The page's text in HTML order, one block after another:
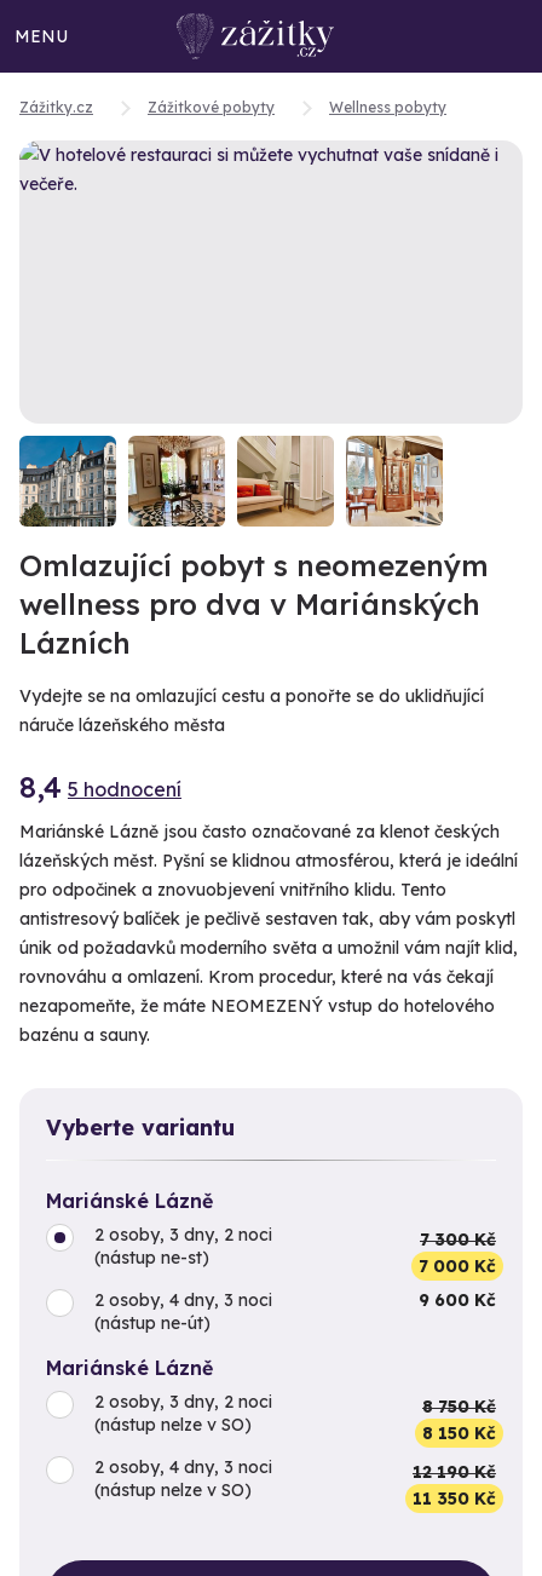
MENU
Zážitky.cz Zážitkové pobyty Wellness pobyty
Omlazující pobyt s neomezeným
wellness pro dva v Mariánských
Lázních
Vydejte se na omlazující cestu a ponořte se do uklidňující
náruče lázeňského města
8,4 5 hodnocení
Mariánské Lázně jsou často označované za klenot českých
lázeňských měst. Pyšní se klidnou atmosférou, která je ideální
pro odpočinek a znovuobjevení vnitřního klidu. Tento
antistresový balíček je pečlivě sestaven tak, aby vám poskytl
únik od požadavků moderního světa a umožnil vám najít klid,
rovnováhu a omlazení. Krom procedur, které na vás čekají
nezapomeňte, že máte NEOMEZENÝ vstup do hotelového
bazénu a sauny.
Vyberte variantu
Mariánské Lázně
2 osoby, 3 dny, 2 noci
(nástup ne-st)
7 300 Kč
7 000 Kč
2 osoby, 4 dny, 3 noci
(nástup ne-út)
9 600 Kč
Mariánské Lázně
2 osoby, 3 dny, 2 noci
(nástup nelze v SO)
8 750 Kč
8 150 Kč
2 osoby, 4 dny, 3 noci
(nástup nelze v SO)
12 190 Kč
11 350 Kč